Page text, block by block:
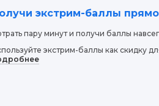
был увлекателен и
и их свойствах. Инструктор
косметика оказалась
экстрим-баллы
пару минут и получи баллы
экстрим-баллы как скидку